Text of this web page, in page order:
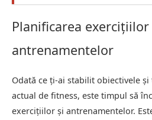
Planificarea exercițiilor
antrenamentelor
Odată ce ți-ai stabilit obiectivele
actual de fitness, este timpul să
exercițiilor și antrenamentelor.